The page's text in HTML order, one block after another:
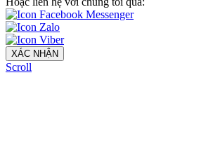
XÁC NHẬN
Scroll